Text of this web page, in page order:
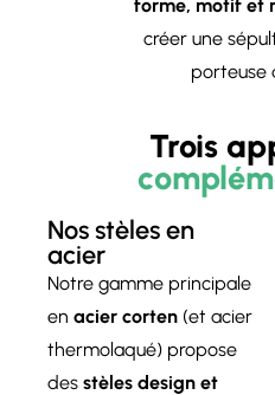
forme, motif et
créer une
porteuse
Trois
Nos stèles en
acier
Notre gamme principale
en acier corten (et acier
thermolaqué) propose
des stèles design et